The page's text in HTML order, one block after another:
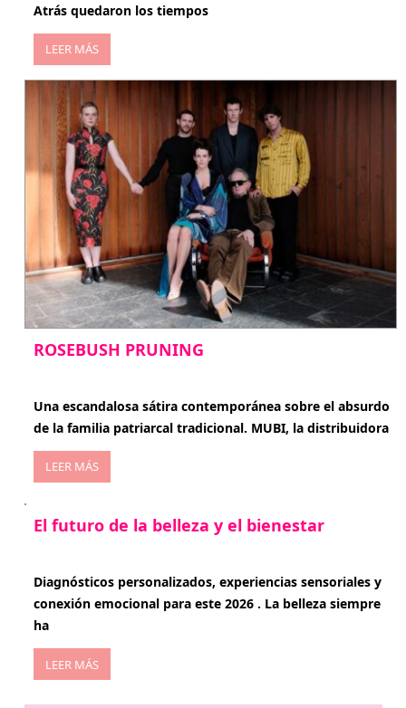
Atrás quedaron los tiempos
LEER MÁS
ROSEBUSH PRUNING
Una escandalosa sátira contemporánea sobre el absurdo
de la familia patriarcal tradicional. MUBI, la distribuidora
LEER MÁS
El futuro de la belleza y el bienestar
Diagnósticos personalizados, experiencias sensoriales y
conexión emocional para este 2026 . La belleza siempre
ha
LEER MÁS